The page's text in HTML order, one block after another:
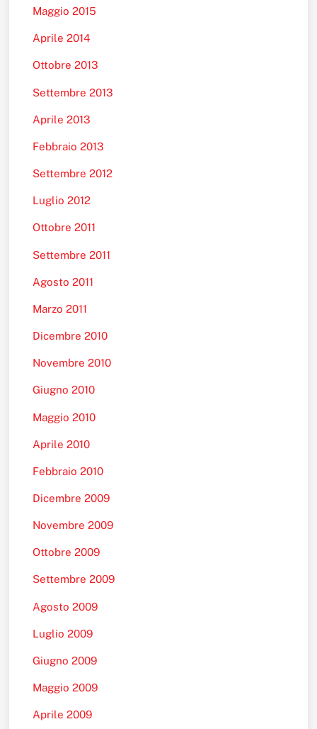
Maggio 2015
Aprile 2014
Ottobre 2013
Settembre 2013
Aprile 2013
Febbraio 2013
Settembre 2012
Luglio 2012
Ottobre 2011
Settembre 2011
Agosto 2011
Marzo 2011
Dicembre 2010
Novembre 2010
Giugno 2010
Maggio 2010
Aprile 2010
Febbraio 2010
Dicembre 2009
Novembre 2009
Ottobre 2009
Settembre 2009
Agosto 2009
Luglio 2009
Giugno 2009
Maggio 2009
Aprile 2009